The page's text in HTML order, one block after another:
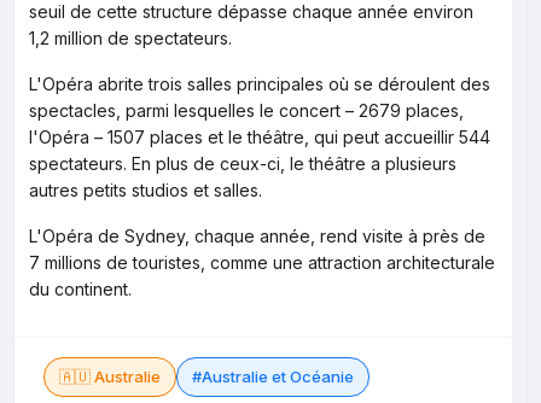
seuil de cette structure dépasse chaque année environ
1,2 million de spectateurs.
L'Opéra abrite trois salles principales où se déroulent des
spectacles, parmi lesquelles le concert – 2679 places,
l'Opéra – 1507 places et le théâtre, qui peut accueillir 544
spectateurs. En plus de ceux-ci, le théâtre a plusieurs
autres petits studios et salles.
L'Opéra de Sydney, chaque année, rend visite à près de
7 millions de touristes, comme une attraction architecturale
du continent.
🇦🇺 Australie #Australie et Océanie